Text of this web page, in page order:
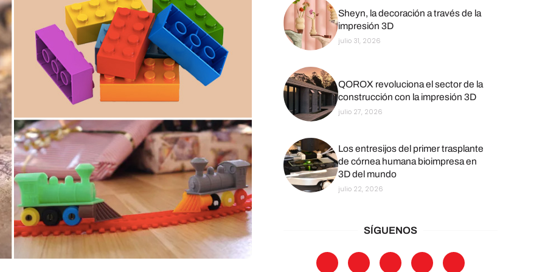
Negocios
Rankings 3D
Softwares 3D
Vídeos
Sheyn, la decoración a través de la
impresión 3D
julio 31, 2026
QOROX revoluciona el sector de la
construcción con la impresión 3D
julio 27, 2026
Los entresijos del primer trasplante
de córnea humana bioimpresa en
3D del mundo
julio 22, 2026
SÍGUENOS